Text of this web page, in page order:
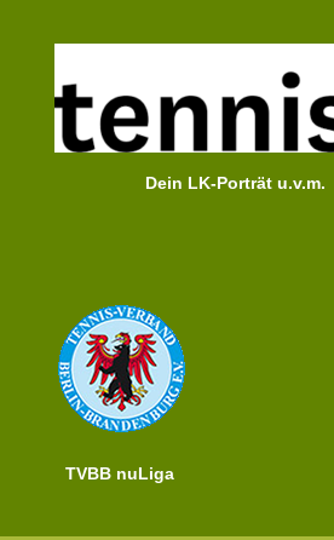
Dein LK-Porträt u.v.m.
TVBB nuLiga